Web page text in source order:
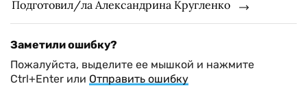
Подготовил/ла Александрина Кругленко
Заметили ошибку?
Пожалуйста, выделите ее мышкой и нажмите
Ctrl+Enter или Отправить ошибку